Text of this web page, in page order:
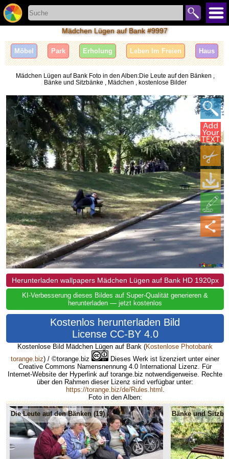
Mädchen Lügen auf Bank #9997
Möbel Park Erholung Leben Im Freien Haus
Mädchen Lügen auf Bank Foto in den Alben:Die Leute auf den Bänken ,
Bänke und Sitzbänke , Mädchen , kostenlose Bilder
Herunterladen wallpapers Mädchen Lügen auf Bank HD 1920px
KI-Verbesserung dieses Bildes auf Super-Qualität generieren &
herunterladen — jetzt kostenlos
Kostenlos herunterladen Bild
License CC-BY 4.0
Kostenlose Bild Mädchen Lügen auf Bank (Kostenlose Photobank
torange.biz) / ©torange.biz
Dieses Werk ist lizenziert unter einer
Creative Commons Namensnennung 4.0 International Lizenz. Für
Internet-Website der Hyperlink auf torange.biz notwendigerweise. Rechte
über den Rahmen dieser Lizenz sind verfügbar unter:
https://torange.biz/de/Rules.html
Foto in den Alben:
Die Leute auf den Bänken (19) Bänke und